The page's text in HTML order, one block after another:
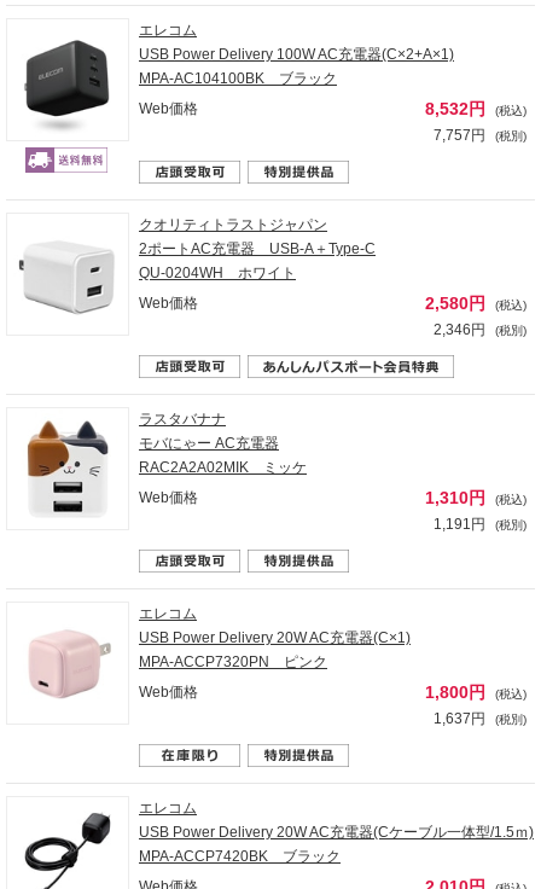
エレコム
USB Power Delivery 100W AC充電器(C×2+A×1)
MPA-AC104100BK ブラック
Web価格
8,532円 (税込)
7,757円 (税別)
クオリティトラストジャパン
2ポートAC充電器 USB-A＋Type-C
QU-0204WH ホワイト
Web価格
2,580円 (税込)
2,346円 (税別)
ラスタバナナ
モバにゃー AC充電器
RAC2A2A02MIK ミッケ
Web価格
1,310円 (税込)
1,191円 (税別)
エレコム
USB Power Delivery 20W AC充電器(C×1)
MPA-ACCP7320PN ピンク
Web価格
1,800円 (税込)
1,637円 (税別)
エレコム
USB Power Delivery 20W AC充電器(Cケーブル一体型/1.5ｍ)
MPA-ACCP7420BK ブラック